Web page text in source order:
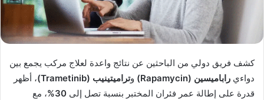
كشف فريق دولي من الباحثين عن نتائج واعدة لعلاج مركب يجمع بين
دواءي راباميسين (Rapamycin) وتراميتينيب (Trametinib)
، أظهر
قدرة على إطالة عمر فئران المختبر بنسبة تصل إلى 30%
، مع